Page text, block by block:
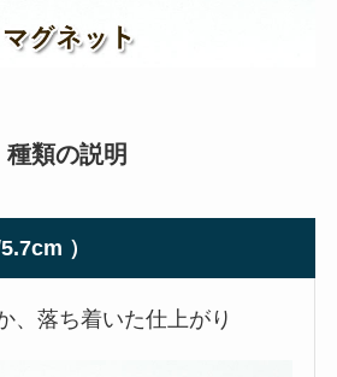
種類の説明
）
、落ち着いた仕上がり